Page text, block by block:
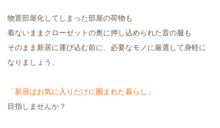
物置部屋化してしまった部屋の荷物も
着ないままクローゼットの奥に押し込められた昔の服も
そのまま新居に運び込む前に、必要なモノに厳選して身軽に
なりましょう。
「新居はお気に入りだけに囲まれた暮らし」
目指しませんか？